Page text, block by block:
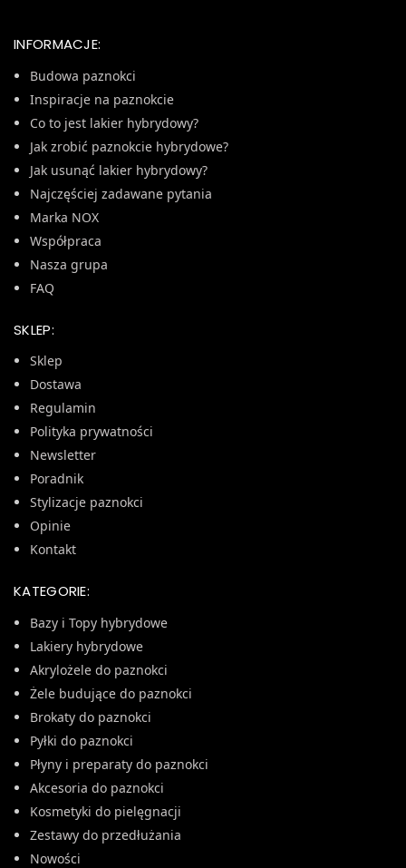
INFORMACJE:
Budowa paznokci
Inspiracje na paznokcie
Co to jest lakier hybrydowy?
Jak zrobić paznokcie hybrydowe?
Jak usunąć lakier hybrydowy?
Najczęściej zadawane pytania
Marka NOX
Współpraca
Nasza grupa
FAQ
SKLEP:
Sklep
Dostawa
Regulamin
Polityka prywatności
Newsletter
Poradnik
Stylizacje paznokci
Opinie
Kontakt
KATEGORIE:
Bazy i Topy hybrydowe
Lakiery hybrydowe
Akrylożele do paznokci
Żele budujące do paznokci
Brokaty do paznokci
Pyłki do paznokci
Płyny i preparaty do paznokci
Akcesoria do paznokci
Kosmetyki do pielęgnacji
Zestawy do przedłużania
Nowości